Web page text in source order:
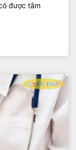
được tắm